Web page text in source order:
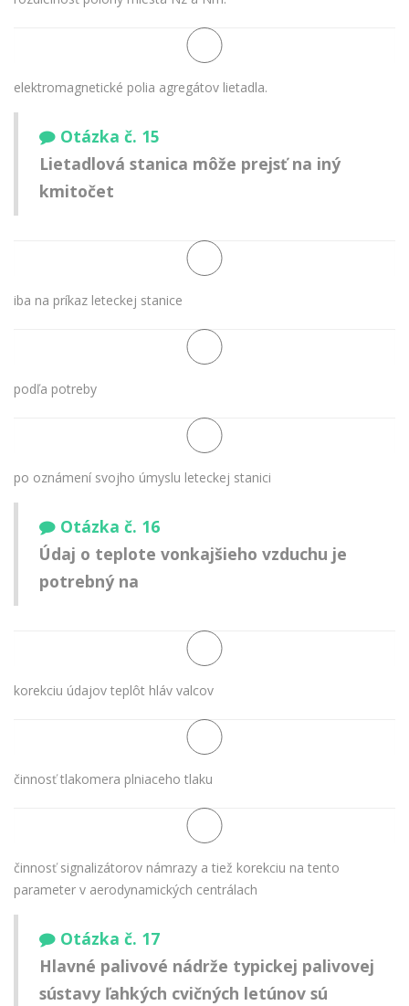
elektromagnetické polia agregátov lietadla.
Otázka č. 15
Lietadlová stanica môže prejsť na iný
kmitočet
iba na príkaz leteckej stanice
podľa potreby
po oznámení svojho úmyslu leteckej stanici
Otázka č. 16
Údaj o teplote vonkajšieho vzduchu je
potrebný na
korekciu údajov teplôt hláv valcov
činnosť tlakomera plniaceho tlaku
činnosť signalizátorov námrazy a tiež korekciu na tento
parameter v aerodynamických centrálach
Otázka č. 17
Hlavné palivové nádrže typickej palivovej
sústavy ľahkých cvičných letúnov sú